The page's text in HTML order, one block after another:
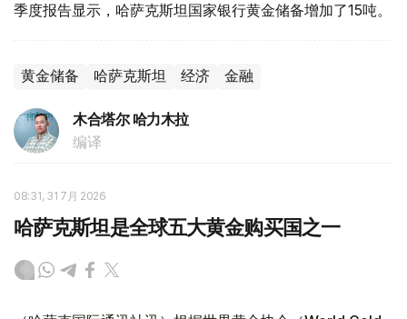
季度报告显示，哈萨克斯坦国家银行黄金储备增加了15吨。
黄金储备 哈萨克斯坦 经济 金融
木合塔尔 哈力木拉
编译
08:31, 31 7月 2026
哈萨克斯坦是全球五大黄金购买国之一